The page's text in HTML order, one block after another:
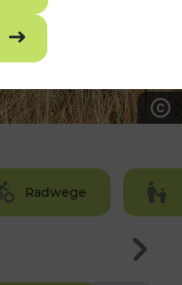
Radwege